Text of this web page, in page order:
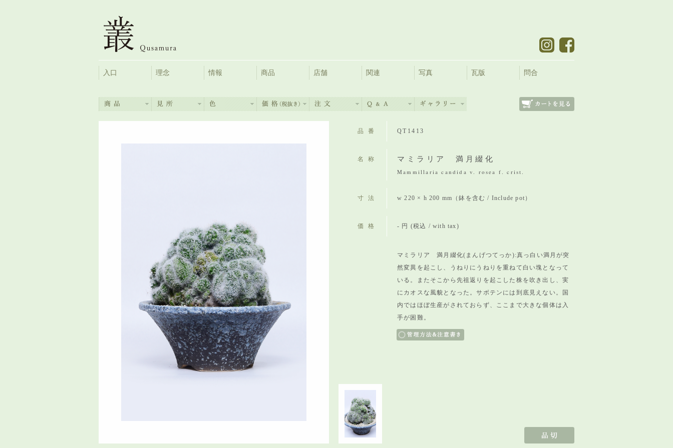
入口 理念 情報 商品 店舗 関連 写真 瓦版 問合
品番 QT1413
名称 マミラリア 満月綴化
Mammillaria candida v. rosea f. crist.
寸法 w 220 × h 200 mm（鉢を含む / Include pot）
価格 - 円 (税込 / with tax)
マミラリア 満月綴化(まんげつてっか):真っ白い満月が突
然変異を起こし、うねりにうねりを重ねて白い塊となって
いる。またそこから先祖返りを起こした株を吹き出し、実
にカオスな風貌となった。サボテンには到底見えない。国
内ではほぼ生産がされておらず、ここまで大きな個体は入
手が困難。